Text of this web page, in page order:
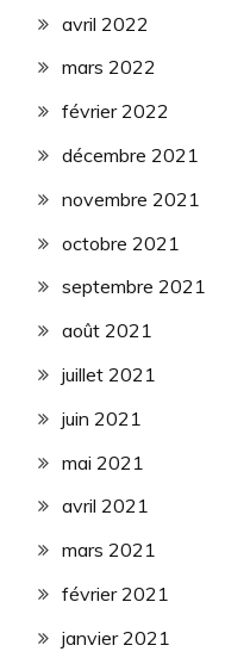
avril 2022
mars 2022
février 2022
décembre 2021
novembre 2021
octobre 2021
septembre 2021
août 2021
juillet 2021
juin 2021
mai 2021
avril 2021
mars 2021
février 2021
janvier 2021